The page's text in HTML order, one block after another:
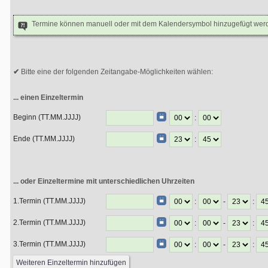
Termine können manuell oder mit dem Kalendersymbol hinzugefügt
Bitte eine der folgenden Zeitangabe-Möglichkeiten wählen:
... einen Einzeltermin
Beginn (TT.MM.JJJJ) :
Ende (TT.MM.JJJJ) :
... oder Einzeltermine mit unterschiedlichen Uhrzeiten
1.Termin (TT.MM.JJJJ) : - :
2.Termin (TT.MM.JJJJ) : - :
3.Termin (TT.MM.JJJJ) : - :